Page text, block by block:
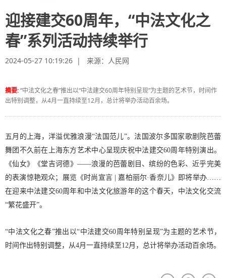
迎接建交60周年，“中法文化之
春”系列活动持续举行
2024-05-27 10:19:26 | 来源： 人民网
摘要:“中法文化之春”推出以“中法建交60周年特别呈现”为主题的艺术节，时间作
出特别调整，从4月一直持续至12月，总计将举办活动百余场。
五月的上海，洋溢优雅浪漫“法国范儿”。法国波尔多国家歌剧院芭蕾
舞团不久前在上海东方艺术中心呈现庆祝中法建交60周年特别演出。
《仙女》《堂吉诃德》——浪漫的芭蕾剧目、缤纷的色彩、近乎完美
的表演惊艳观众；展览《时尚宣言 | 嘉柏丽尔·香奈儿》即将举办……
在迎来中法建交60周年和中法文化旅游年的这个春天，中法文化交流
“繁花盛开”。
“中法文化之春”推出以“中法建交60周年特别呈现”为主题的艺术节，
时间作出特别调整，从4月一直持续至12月，总计将举办活动百余场。